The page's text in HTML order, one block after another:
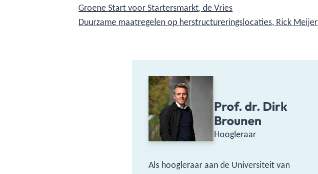
Groene Start voor Startersmarkt, de Vries
Duurzame maatregelen op herstructureringslocaties, Rick Meijer
Prof. dr. Dirk
Brounen
Hoogleraar
Als hoogleraar aan de Universiteit van